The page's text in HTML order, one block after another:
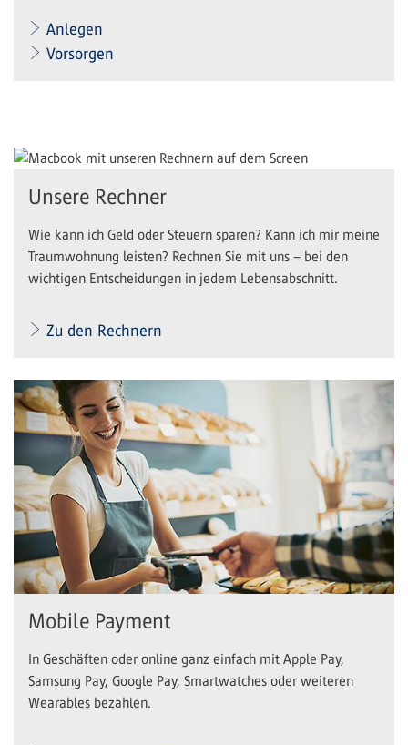
Anlegen
Vorsorgen
Unsere Rechner
Wie kann ich Geld oder Steuern sparen? Kann ich mir meine
Traumwohnung leisten? Rechnen Sie mit uns – bei den
wichtigen Entscheidungen in jedem Lebensabschnitt.
Zu den Rechnern
Mobile Payment
In Geschäften oder online ganz einfach mit Apple Pay,
Samsung Pay, Google Pay, Smartwatches oder weiteren
Wearables bezahlen.